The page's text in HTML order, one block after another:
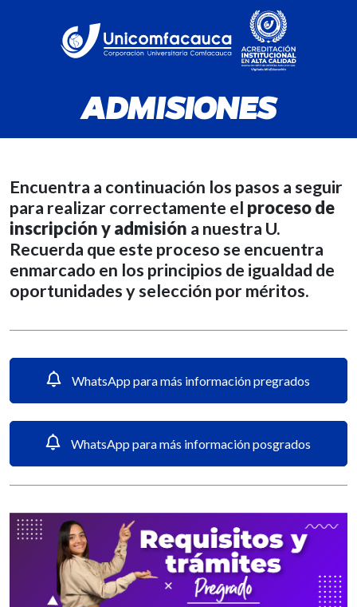
ADMISIONES
Encuentra a continuación los pasos a seguir
para realizar correctamente el proceso de
inscripción y admisión a nuestra U.
Recuerda que este proceso se encuentra
enmarcado en los principios de igualdad de
oportunidades y selección por méritos.
WhatsApp para más información pregrados
WhatsApp para más información posgrados